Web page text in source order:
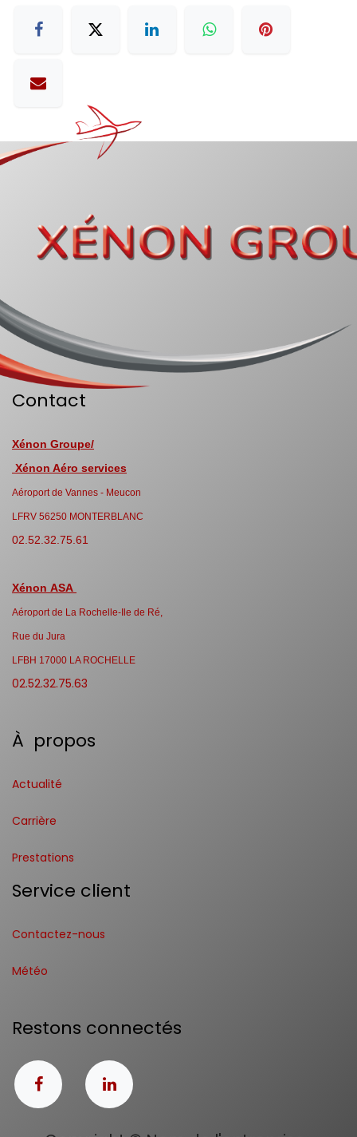
Contact
Xénon Groupe/
Xénon Aéro services
Aéroport de Vannes - Meucon
LFRV 56250 MONTERBLANC
02.52.32.75.61
Xénon ASA
Aéroport de La Rochelle-Ile de Ré,
Rue du Jura
LFBH 17000 LA ROCHELLE
02.52.32.75.63
À propos
Actualité
Carrière
Prestations
Service client
Contactez-nous
Météo
Restons connectés